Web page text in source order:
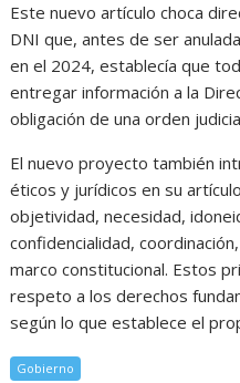
Este nuevo artículo choca
DNI que, antes de ser
en el 2024, establecía que
entregar información a la
obligación de una orden
El nuevo proyecto también
éticos y jurídicos en su
objetividad, necesidad,
confidencialidad,
marco constitucional. Estos
respeto a los derechos
según lo que establece el
Gobierno